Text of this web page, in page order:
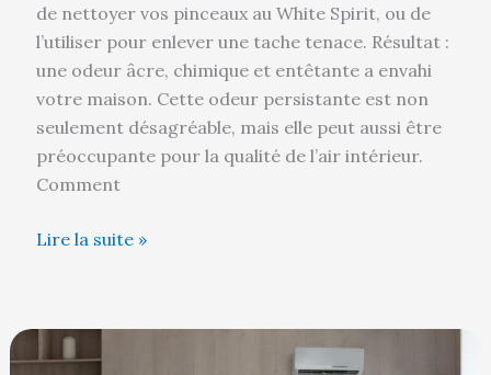
de nettoyer vos pinceaux au White Spirit, ou de
l’utiliser pour enlever une tache tenace. Résultat :
une odeur âcre, chimique et entêtante a envahi
votre maison. Cette odeur persistante est non
seulement désagréable, mais elle peut aussi être
préoccupante pour la qualité de l’air intérieur.
Comment
Lire la suite »